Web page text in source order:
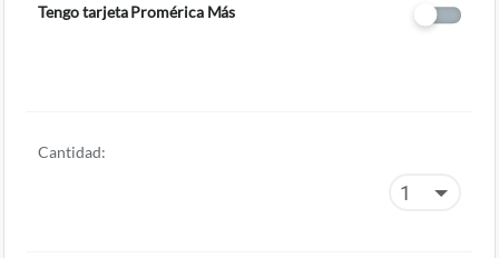
Tengo tarjeta Promérica Más
Cantidad: